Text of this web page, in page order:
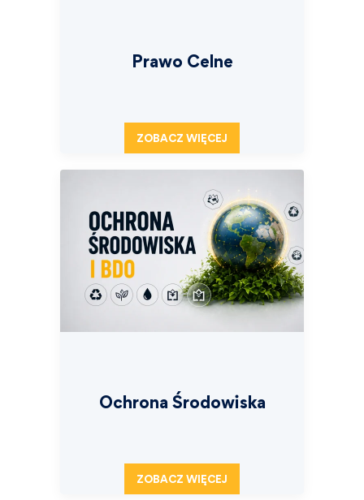
Prawo Celne
ZOBACZ WIĘCEJ
Ochrona Środowiska
ZOBACZ WIĘCEJ